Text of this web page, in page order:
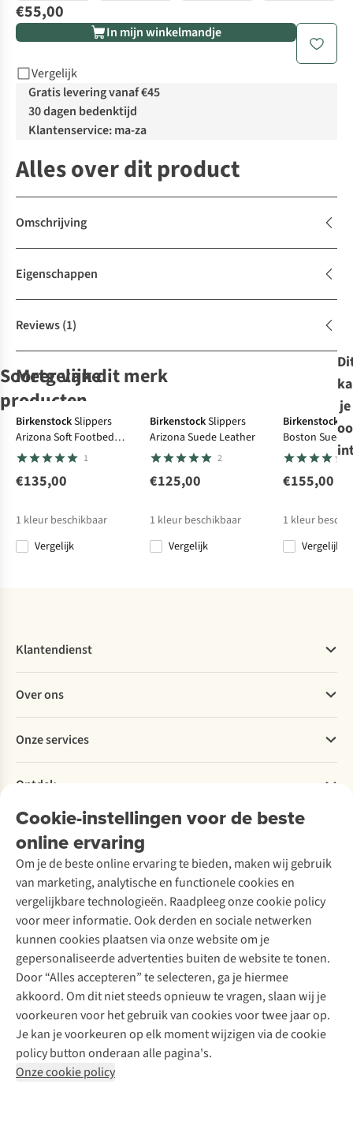
€55,00
In mijn winkelmandje
Vergelijk
Gratis levering vanaf €45
30 dagen bedenktijd
Klantenservice: ma-za
Alles over dit product
Omschrijving
Eigenschappen
Reviews(1)
Soortgelijke
producten
Slippers
Baja Sands
Slippers
Cushion Breeze
Sandal
Reef
Cushion
Vista
FREEDOM
MOSESSlippers
Slide Metallic
Meer van dit merk
BirkenstockSlippers
Arizona Soft Footbed
Nubuck Leather1
€135,00
1 kleur beschikbaar
Vergelijk
BirkenstockSlippers
Arizona Suede Leather
2
€125,00
1 kleur beschikbaar
Vergelijk
Birkenstock
Boston Suede
Narrow
€155,00
1 kleur
Vergelijk
je
Cookie-instellingen voor de beste
online ervaring
Om je de beste online ervaring te bieden, maken wij gebruik
van marketing, analytische en functionele cookies en
vergelijkbare technologieën. Raadpleeg onze cookie policy
voor meer informatie. Ook derden en sociale netwerken
kunnen cookies plaatsen via onze website om je
gepersonaliseerde advertenties buiten de website te tonen.
Door “Alles accepteren” te selecteren, ga je hiermee
akkoord. Om dit niet steeds opnieuw te vragen, slaan wij je
voorkeuren voor het gebruik van cookies voor twee jaar op.
Je kan je voorkeuren op elk moment wijzigen via de cookie
policy button onderaan alle pagina's.
Onze cookie policy
Klantendienst
Bestellen
Betalen
Levering
Retourneren
Bestelling herroepen
Garantie
Contact
Over ons
Explore More
Verantwoord ondernemen
Over Ayacucho
Onze winkels
Over A.S.Adventure
Toegankelijkheidsverklaring
Onze services
Ski-onderhoud
Wasservice
Schoenonderhoud
Schoenherstelling
Kledingherstelling
Retouches
Voor bedrijven
Ontdek
A.S.Magazine
Podcast
Explore Academy
Explore Camp
Gear Check
Inspiratie & advies
Meld je aan voor de nieuwsbrief
Follow us
Disclaimer Privacy Policy
Algemene voorwaarden
Cookie Policy